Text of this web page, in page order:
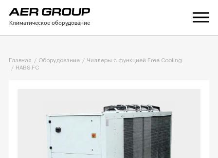
Климатическое оборудование
Главная Оборудование
Чиллеры с функцией Free Cooling
HABS FC